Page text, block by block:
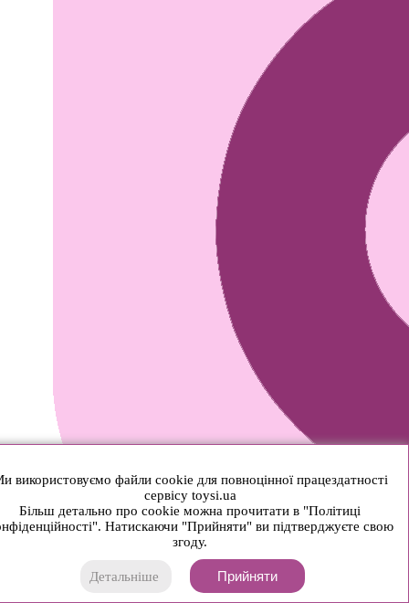
використовуємо файли cookie для повноцінної працездатності
сервісу toysi.ua
Більш детально про cookie можна прочитати в "Політиці
Натискаючи "Прийняти" ви підтверджуєте свою
згоду.
Детальніше Прийняти